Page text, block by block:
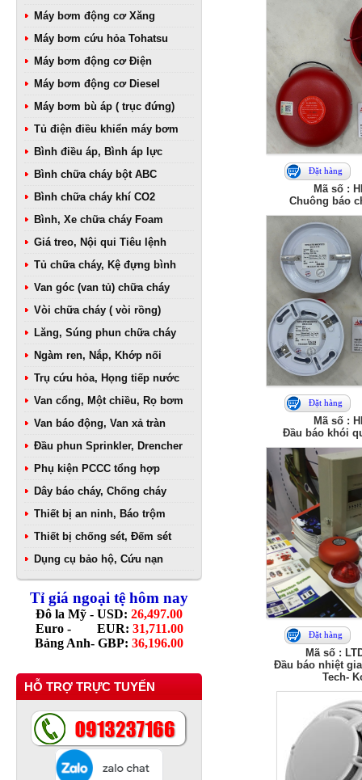
Máy bơm động cơ Xăng
Máy bơm cứu hỏa Tohatsu
Máy bơm động cơ Điện
Máy bơm động cơ Diesel
Máy bơm bù áp ( trục đứng)
Tủ điện điều khiển máy bơm
Bình điều áp, Bình áp lực
Bình chữa cháy bột ABC
Bình chữa cháy khí CO2
Bình, Xe chữa cháy Foam
Giá treo, Nội qui Tiêu lệnh
Tủ chữa cháy, Kệ đựng bình
Van góc (van tủ) chữa cháy
Vòi chữa cháy ( vòi rồng)
Lăng, Súng phun chữa cháy
Ngàm ren, Nắp, Khớp nối
Trụ cứu hỏa, Họng tiếp nước
Van cổng, Một chiều, Rọ bơm
Van báo động, Van xả tràn
Đầu phun Sprinkler, Drencher
Phụ kiện PCCC tổng hợp
Dây báo cháy, Chống cháy
Thiết bị an ninh, Báo trộm
Thiết bị chống sét, Đếm sét
Dụng cụ bảo hộ, Cứu nạn
Tỉ giá ngoại tệ hôm nay
Đô la Mỹ - USD: 26,497.00
Euro - EUR: 31,711.00
Bảng Anh- GBP: 36,196.00
HỖ TRỢ TRỰC TUYẾN
Đặt hàng
Mã số :
Chuông báo
Đặt hàng
Mã số :
Đầu báo khói
Đặt hàng
Mã số :
Đầu báo nhiệt
Tech-